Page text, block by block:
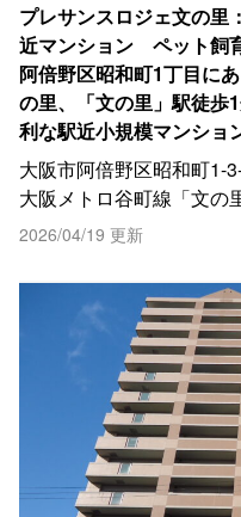
プレサンスロジェ文の里
近マンション ペット飼
阿倍野区昭和町1丁目に
の里、「文の里」駅徒歩
利な駅近小規模マンショ
大阪市阿倍野区昭和町1-
大阪メトロ谷町線「文の
2026/04/19 更新